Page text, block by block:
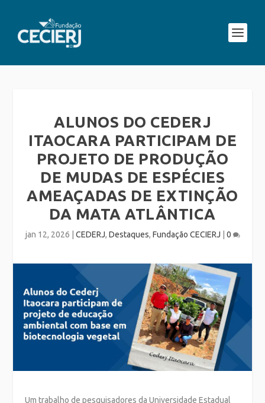
ALUNOS DO CEDERJ
ITAOCARA PARTICIPAM DE
PROJETO DE PRODUÇÃO
DE MUDAS DE ESPÉCIES
AMEAÇADAS DE EXTINÇÃO
DA MATA ATLÂNTICA
jan 12, 2026 CEDERJ, Destaques, Fundação CECIERJ 0
Um trabalho de pesquisadores da Universidade Estadual